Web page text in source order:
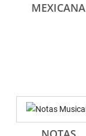
MEXICANA